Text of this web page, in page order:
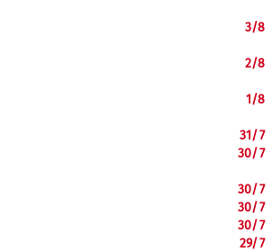
3/8
2/8
1/8
31/7
30/7
30/7
30/7
30/7
29/7